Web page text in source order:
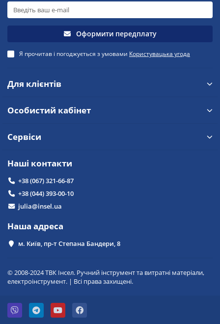
Оформити передплату
Я прочитав і погоджується з умовами Користувацька угода
Для клієнтів
Особистий кабінет
Сервіси
Наші контакти
+38 (067) 321-66-87
+38 (044) 393-00-10
julia@insel.ua
Наша адреса
м. Київ, пр-т Степана Бандери, 8
© 2008-2024 ТВК Інсел. Ручний інструмент та витратні матеріали,
електроінструмент. | Всі права захищені.